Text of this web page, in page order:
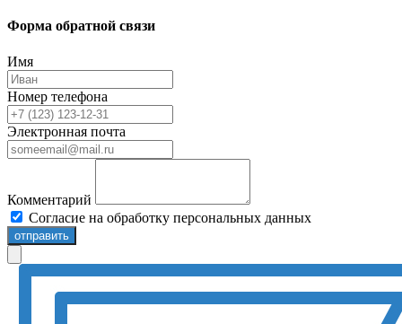
Форма обратной связи
Имя
Номер телефона
Электронная почта
Комментарий
Согласие на обработку персональных данных
отправить